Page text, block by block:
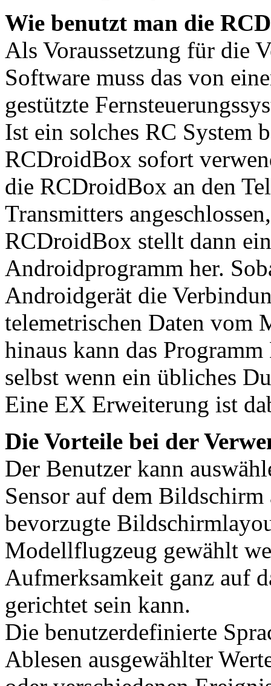
Wie benutzt man die
Als Voraussetzung für die
Software muss das von
gestützte
Ist ein solches RC System
RCDroidBox sofort
die RCDroidBox an den
Transmitters
RCDroidBox stellt dann
Androidprogramm her.
Androidgerät die
telemetrischen Daten vom
hinaus kann das
selbst wenn ein übliches
Eine EX Erweiterung ist
Die Vorteile bei der
Der Benutzer kann
Sensor auf dem
bevorzugte
Modellflugzeug gewählt
Aufmerksamkeit ganz auf
gerichtet sein kann.
Die benutzerdefinierte
Ablesen ausgewählter